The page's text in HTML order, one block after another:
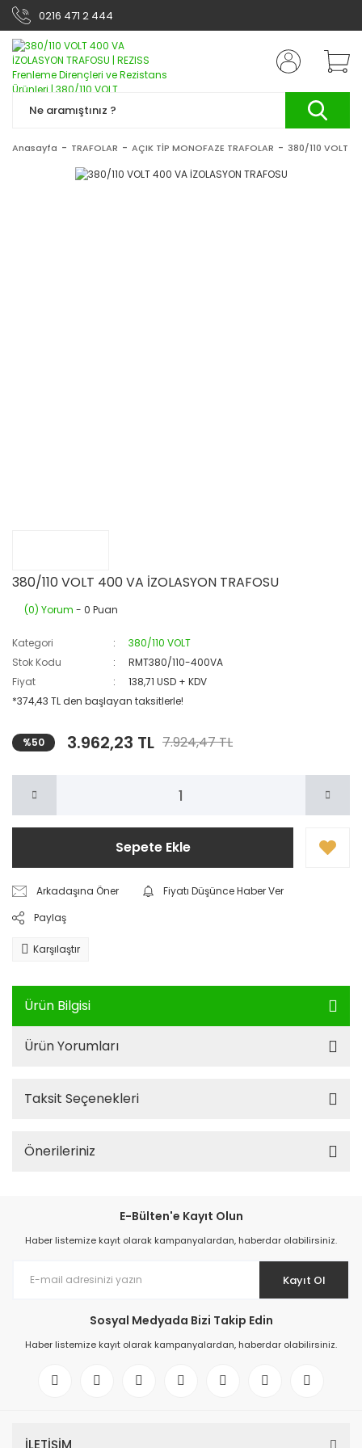
0216 471 2 444
Anasayfa TRAFOLAR AÇIK TİP MONOFAZE TRAFOLAR 380/110 VOLT
380/110 VOLT 400 VA İZOLASYON TRAFOSU
(0) Yorum - 0 Puan
Kategori
380/110 VOLT
Stok Kodu
RMT380/110-400VA
Fiyat
138,71 USD + KDV
*374,43 TL den başlayan taksitlerle!
%50 3.962,23 TL 7.924,47 TL
Sepete Ekle
Arkadaşına Öner
Fiyatı Düşünce Haber Ver
Paylaş
Karşılaştır
Ürün Bilgisi
Ürün Yorumları
Taksit Seçenekleri
Önerileriniz
E-Bülten'e Kayıt Olun
Haber listemize kayıt olarak kampanyalardan, haberdar olabilirsiniz.
Kayıt Ol
Sosyal Medyada Bizi Takip Edin
Haber listemize kayıt olarak kampanyalardan, haberdar olabilirsiniz.
İLETİŞİM